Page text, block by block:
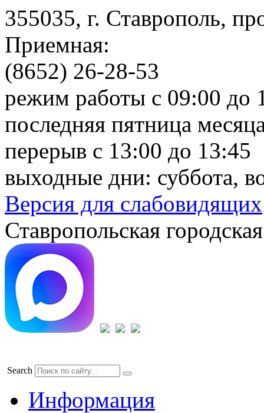
355035, г. Ставрополь,
Приемная:
(8652) 26-28-53
режим работы с 09:00 до
последняя пятница
перерыв с 13:00 до 13:45
выходные дни: суббота,
Версия для слабовидящих
Ставропольская
Search
Информация